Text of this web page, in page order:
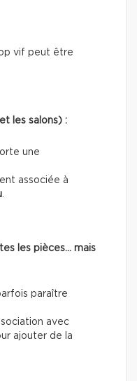
vif peut être
les salons) :
une
associée à
les pièces… mais
paraître
avec
ajouter de la